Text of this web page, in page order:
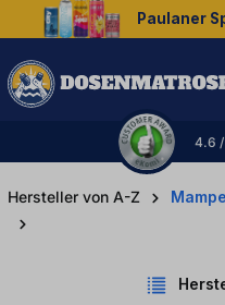
springen Paulaner
4.6
Hersteller von A-Z Mampe